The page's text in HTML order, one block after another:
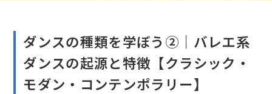
ダンスの種類を学ぼう②｜バレエ系
ダンスの起源と特徴【クラシック・
モダン・コンテンポラリー】